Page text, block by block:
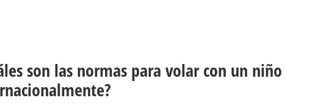
son las normas para volar con un niño